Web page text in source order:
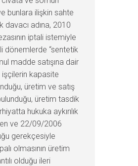
bunlara ilişkin sahte
davacı adına, 2010
iptali istemiyle
dönemlerde “sentetik
madde satışına dair
işçilerin kapasite
üretim ve satış
üretim tasdik
hukuka aykırılık
ve 22/09/2006
gerekçesiyle
olmasının üretim
olduğu ileri